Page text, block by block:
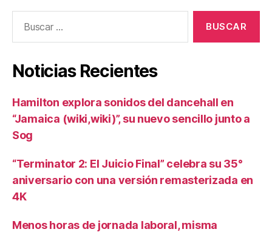
Noticias Recientes
Hamilton explora sonidos del dancehall en
“Jamaica (wiki,wiki)”, su nuevo sencillo junto a
Sog
“Terminator 2: El Juicio Final” celebra su 35°
aniversario con una versión remasterizada en
4K
Menos horas de jornada laboral, misma